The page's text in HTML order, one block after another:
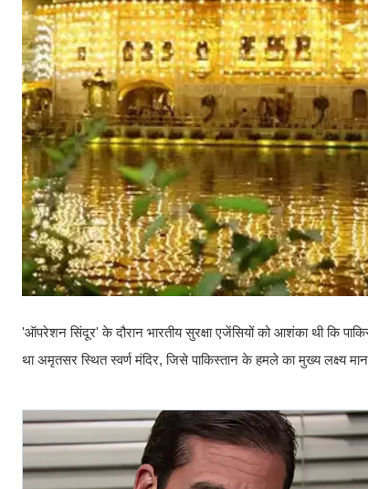
'ऑपरेशन सिंदूर' के दौरान भारतीय सुरक्षा एजेंसियों को आशंका थी कि
था अमृतसर स्थित स्वर्ण मंदिर, जिसे पाकिस्तान के हमले का मुख्य लक्ष्य